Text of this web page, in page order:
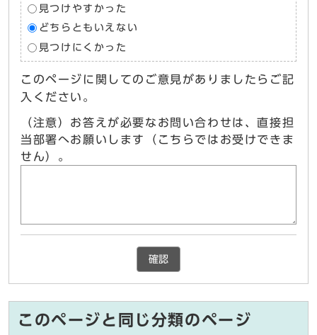
見つけやすかった
どちらともいえない
見つけにくかった
このページに関してのご意見がありましたらご記
入ください。
（注意）お答えが必要なお問い合わせは、直接担
当部署へお願いします（こちらではお受けできま
せん）。
確認
このページと同じ分類のページ